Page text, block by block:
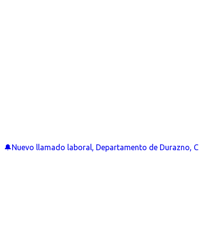
🔔Nuevo llamado laboral, Departamento de Durazno, C